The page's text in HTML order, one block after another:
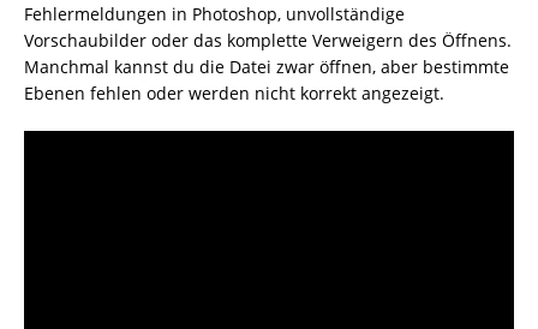
Fehlermeldungen in Photoshop, unvollständige
Vorschaubilder oder das komplette Verweigern des Öffnens.
Manchmal kannst du die Datei zwar öffnen, aber bestimmte
Ebenen fehlen oder werden nicht korrekt angezeigt.